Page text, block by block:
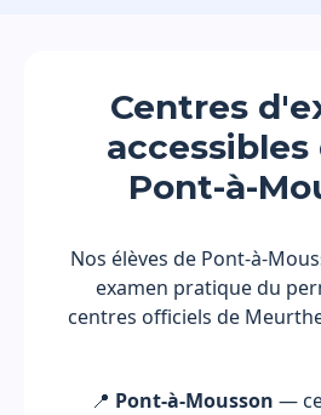
Centres
accessibles
Pont-à-
Nos élèves de Pont-à-
examen pratique du
centres officiels de
📍 Pont-à-Mousson —